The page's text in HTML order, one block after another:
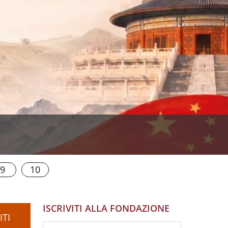
9 10
ISCRIVITI ALLA FONDAZIONE